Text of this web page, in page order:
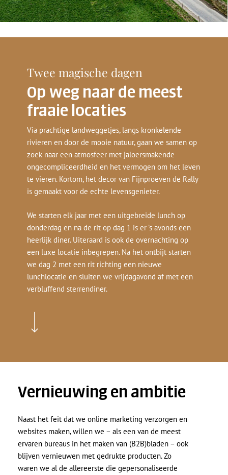
Twee magische dagen
Op weg naar de meest
fraaie locaties
Via prachtige landweggetjes, langs kronkelende
rivieren en door de mooie natuur, gaan we samen op
zoek naar een atmosfeer met jaloersmakende
ongecompliceerdheid en het vermogen om het leven
te vieren. Kortom, het decor van Fijnproeven de Rally
is gemaakt voor de echte levensgenieter.
We starten elk jaar met een uitgebreide lunch op
donderdag en na de rit op dag 1 is er ’s avonds een
heerlijk diner. Uiteraard is ook de overnachting op
een luxe locatie inbegrepen. Na het ontbijt starten
we dag 2 met een rit richting een nieuwe
lunchlocatie en sluiten we vrijdagavond af met een
verbluffend sterrendiner.
Vernieuwing en ambitie
Naast het feit dat we online marketing verzorgen en
websites maken, willen we – als een van de meest
ervaren bureaus in het maken van (B2B)bladen – ook
blijven vernieuwen met gedrukte producten. Zo
waren we al de allereerste die gepersonaliseerde